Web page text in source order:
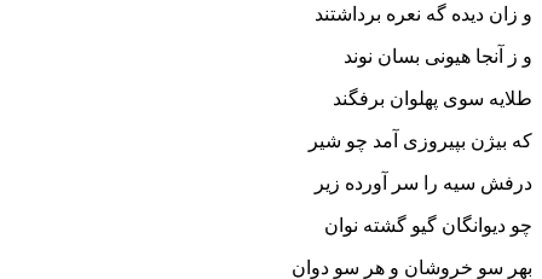
و زان دیده گه نعره برداشتند
و ز آنجا هیونى بسان نوند
طلایه سوى پهلوان برفگند
که بیژن بپیروزى آمد چو شیر
درفش سیه را سر آورده زیر
چو دیوانگان گیو گشته نوان
بهر سو خروشان و هر سو دوان‏